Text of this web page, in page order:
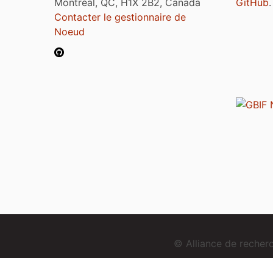
Montréal, QC, H1X 2B2, Canada
Contacter le gestionnaire de
Noeud
GitHub.
© Alliance de